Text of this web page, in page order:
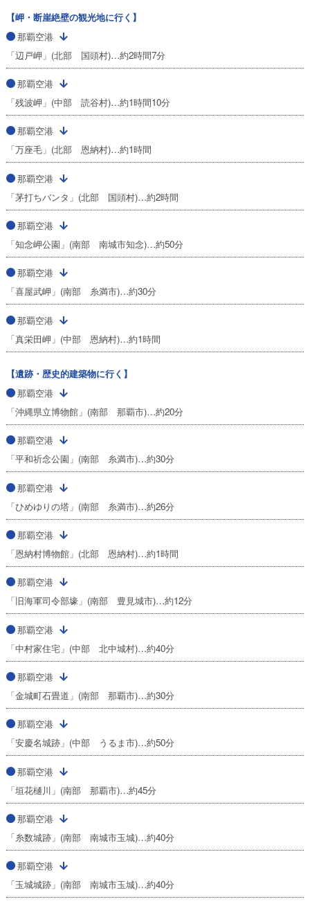
【岬・断崖絶壁の観光地に行く】
那覇空港
「辺戸岬」(北部 国頭村)…約2時間7分
那覇空港
「残波岬」(中部 読谷村)…約1時間10分
那覇空港
「万座毛」(北部 恩納村)…約1時間
那覇空港
「茅打ちバンタ」(北部 国頭村)…約2時間
那覇空港
「知念岬公園」(南部 南城市知念)…約50分
那覇空港
「喜屋武岬」(南部 糸満市)…約30分
那覇空港
「真栄田岬」(中部 恩納村)…約1時間
【遺跡・歴史的建築物に行く】
那覇空港
「沖縄県立博物館」(南部 那覇市)…約20分
那覇空港
「平和祈念公園」(南部 糸満市)…約30分
那覇空港
「ひめゆりの塔」(南部 糸満市)…約26分
那覇空港
「恩納村博物館」(北部 恩納村)…約1時間
那覇空港
「旧海軍司令部壕」(南部 豊見城市)…約12分
那覇空港
「中村家住宅」(中部 北中城村)…約40分
那覇空港
「金城町石畳道」(南部 那覇市)…約30分
那覇空港
「安慶名城跡」(中部 うるま市)…約50分
那覇空港
「垣花樋川」(南部 那覇市)…約45分
那覇空港
「糸数城跡」(南部 南城市玉城)…約40分
那覇空港
「玉城城跡」(南部 南城市玉城)…約40分